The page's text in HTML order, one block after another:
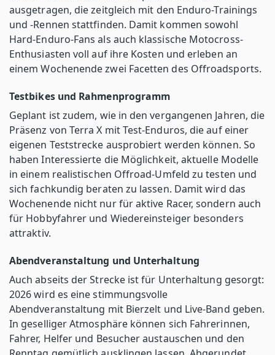
ausgetragen, die zeitgleich mit den Enduro-Trainings
und -Rennen stattfinden. Damit kommen sowohl
Hard-Enduro-Fans als auch klassische Motocross-
Enthusiasten voll auf ihre Kosten und erleben an
einem Wochenende zwei Facetten des Offroadsports.
Testbikes und Rahmenprogramm
Geplant ist zudem, wie in den vergangenen Jahren, die
Präsenz von Terra X mit Test-Enduros, die auf einer
eigenen Teststrecke ausprobiert werden können. So
haben Interessierte die Möglichkeit, aktuelle Modelle
in einem realistischen Offroad-Umfeld zu testen und
sich fachkundig beraten zu lassen. Damit wird das
Wochenende nicht nur für aktive Racer, sondern auch
für Hobbyfahrer und Wiedereinsteiger besonders
attraktiv.
Abendveranstaltung und Unterhaltung
Auch abseits der Strecke ist für Unterhaltung gesorgt:
2026 wird es eine stimmungsvolle
Abendveranstaltung mit Bierzelt und Live-Band geben.
In geselliger Atmosphäre können sich Fahrerinnen,
Fahrer, Helfer und Besucher austauschen und den